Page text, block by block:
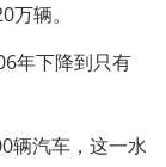
辆。
年下降到只有
辆汽车，这一水